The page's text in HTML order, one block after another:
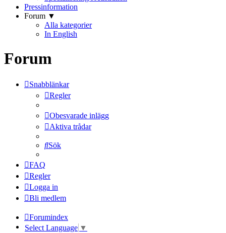
Pressinformation
Forum ▼
Alla kategorier
In English
Forum
Snabblänkar
Regler
Obesvarade inlägg
Aktiva trådar
Sök
FAQ
Regler
Logga in
Bli medlem
Forumindex
Select Language ▼